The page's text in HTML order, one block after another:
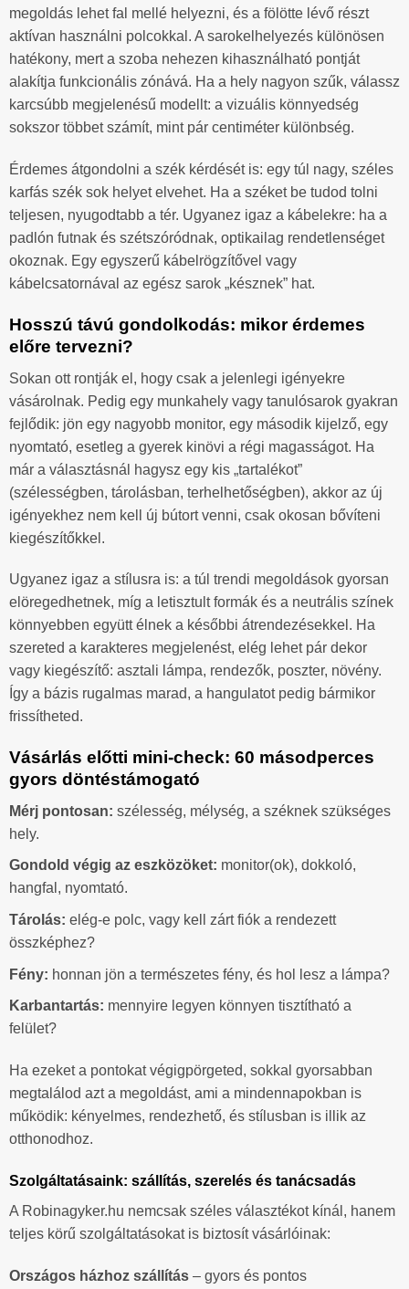
megoldás lehet fal mellé helyezni, és a fölötte lévő részt
aktívan használni polcokkal. A sarokelhelyezés különösen
hatékony, mert a szoba nehezen kihasználható pontját
alakítja funkcionális zónává. Ha a hely nagyon szűk, válassz
karcsúbb megjelenésű modellt: a vizuális könnyedség
sokszor többet számít, mint pár centiméter különbség.
Érdemes átgondolni a szék kérdését is: egy túl nagy, széles
karfás szék sok helyet elvehet. Ha a széket be tudod tolni
teljesen, nyugodtabb a tér. Ugyanez igaz a kábelekre: ha a
padlón futnak és szétszóródnak, optikailag rendetlenséget
okoznak. Egy egyszerű kábelrögzítővel vagy
kábelcsatornával az egész sarok „késznek” hat.
Hosszú távú gondolkodás: mikor érdemes
előre tervezni?
Sokan ott rontják el, hogy csak a jelenlegi igényekre
vásárolnak. Pedig egy munkahely vagy tanulósarok gyakran
fejlődik: jön egy nagyobb monitor, egy második kijelző, egy
nyomtató, esetleg a gyerek kinövi a régi magasságot. Ha
már a választásnál hagysz egy kis „tartalékot”
(szélességben, tárolásban, terhelhetőségben), akkor az új
igényekhez nem kell új bútort venni, csak okosan bővíteni
kiegészítőkkel.
Ugyanez igaz a stílusra is: a túl trendi megoldások gyorsan
elöregedhetnek, míg a letisztult formák és a neutrális színek
könnyebben együtt élnek a későbbi átrendezésekkel. Ha
szereted a karakteres megjelenést, elég lehet pár dekor
vagy kiegészítő: asztali lámpa, rendezők, poszter, növény.
Így a bázis rugalmas marad, a hangulatot pedig bármikor
frissítheted.
Vásárlás előtti mini-check: 60 másodperces
gyors döntéstámogató
Mérj pontosan: szélesség, mélység, a széknek szükséges
hely.
Gondold végig az eszközöket: monitor(ok), dokkoló,
hangfal, nyomtató.
Tárolás: elég-e polc, vagy kell zárt fiók a rendezett
összképhez?
Fény: honnan jön a természetes fény, és hol lesz a lámpa?
Karbantartás: mennyire legyen könnyen tisztítható a
felület?
Ha ezeket a pontokat végigpörgeted, sokkal gyorsabban
megtalálod azt a megoldást, ami a mindennapokban is
működik: kényelmes, rendezhető, és stílusban is illik az
otthonodhoz.
Szolgáltatásaink: szállítás, szerelés és tanácsadás
A Robinagyker.hu nemcsak széles választékot kínál, hanem
teljes körű szolgáltatásokat is biztosít vásárlóinak:
Országos házhoz szállítás – gyors és pontos